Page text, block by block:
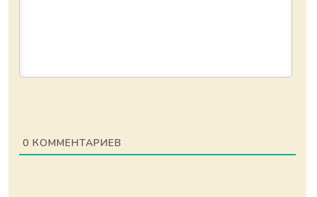
0 КОММЕНТАРИЕВ